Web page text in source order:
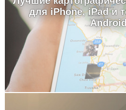
для iPhone, iPad и
Android